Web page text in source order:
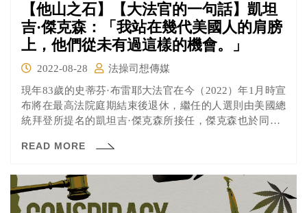
【他山之石】【大法官的一句話】凱坦
吉·傑克森：「我站在幾代美國人的肩膀
上，他們從未有過這樣的機會。」
2022-08-28
法操司想傳媒
現年83歲的史蒂芬·布雷耶大法官在今（2022）年1月時宣
布將在最高法院庭期結束後退休，繼任的人選則由美國總
統拜登所提名的凱坦吉·傑克森所接任，傑克森也於同年6
女性大法官，寫下歷史新的一頁。
READ MORE